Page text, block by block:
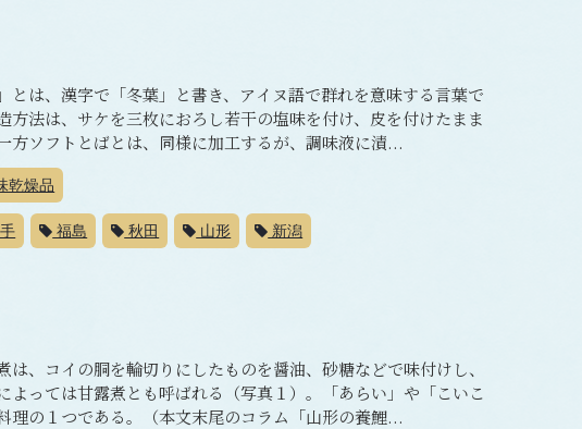
は、漢字で「冬葉」と書き、アイヌ語で群れを意味する言葉で
方法は、サケを三枚におろし若干の塩味を付け、皮を付けたまま
方ソフトとばとは、同様に加工するが、調味液に漬...
乾燥品
福島 秋田 山形 新潟
、コイの胴を輪切りにしたものを醤油、砂糖などで味付けし、
よっては甘露煮とも呼ばれる（写真１）。「あらい」や「こいこ
理の１つである。（本文末尾のコラム「山形の養鯉...